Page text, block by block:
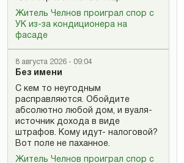
Житель Челнов проиграл спор с
УК из-за кондиционера на
фасаде
8 августа 2026 - 09:04
Без имени
С кем то неугодным
расправляются. Обойдите
абсолютно любой дом, и вуаля-
источник дохода в виде
штрафов. Кому идут- налоговой?
Вот поле не паханное.
Житель Челнов проиграл спор с